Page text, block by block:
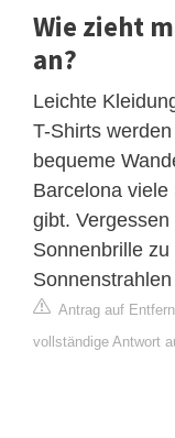
Wie zieht
an?
Leichte
T-Shirts
bequeme
Barcelona
gibt.
Sonnenbrille
Antrag auf
vollständige Antwort